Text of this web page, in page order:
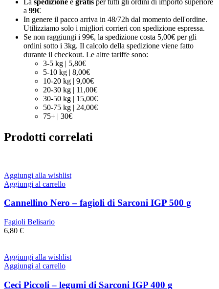
La spedizione è gratis per tutti gli ordini di importo superiore
a 99€
In genere il pacco arriva in 48/72h dal momento dell'ordine.
Utilizziamo solo i migliori corrieri con spedizione espressa.
Se non raggiungi i 99€, la spedizione costa 5,00€ per gli
ordini sotto i 3kg. Il calcolo della spedizione viene fatto
durante il checkout. Le altre tariffe sono:
3-5 kg | 5,80€
5-10 kg | 8,00€
10-20 kg | 9,00€
20-30 kg | 11,00€
30-50 kg | 15,00€
50-75 kg | 24,00€
75+ | 30€
Prodotti correlati
Aggiungi alla wishlist
Aggiungi al carrello
Cannellino Nero – fagioli di Sarconi IGP 500 g
Fagioli Belisario
6,80 €
Aggiungi alla wishlist
Aggiungi al carrello
Ceci Piccoli – legumi di Sarconi IGP 400 g